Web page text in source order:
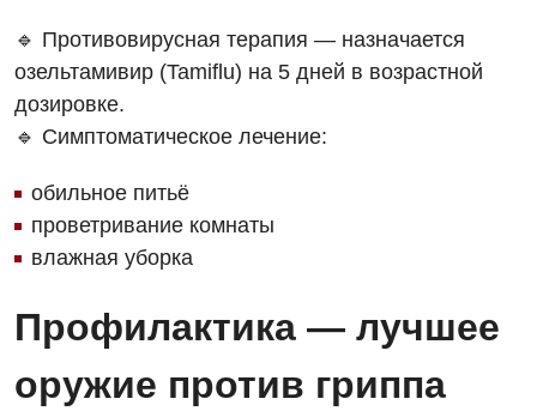
Для детей
Детская аллергология
Детская дерматовенерология
Детская неврология
Детская ортопедия и травматология
🔹 Противовирусная терапия — назначается
озельтамивир (Tamiflu) на 5 дней в возрастной
дозировке.
🔹 Симптоматическое лечение:
обильное питьё
проветривание комнаты
влажная уборка
Профилактика — лучшее
оружие против гриппа